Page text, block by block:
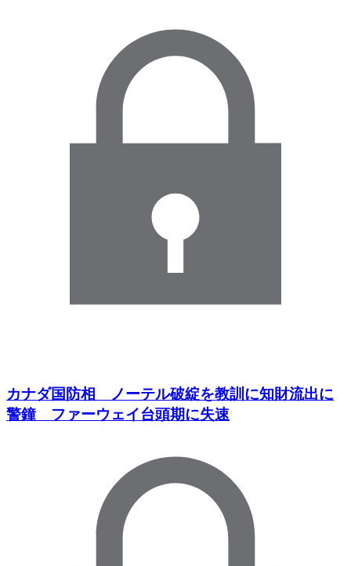
カナダ国防相 ノーテル破綻を教訓に知財流出に
警鐘 ファーウェイ台頭期に失速